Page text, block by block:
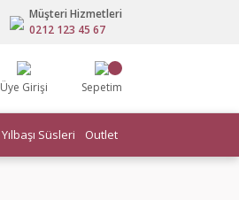
Müşteri Hizmetleri
0212 123 45 67
Üye Girişi Sepetim
Yılbaşı Süsleri Outlet